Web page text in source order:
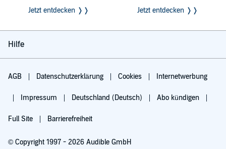
Jetzt entdecken ❭❭
Jetzt entdecken ❭❭
Hilfe
AGB Datenschutzerklärung Cookies Internetwerbung
Impressum Deutschland (Deutsch) Abo kündigen
Full Site Barrierefreiheit
© Copyright 1997 - 2026 Audible GmbH